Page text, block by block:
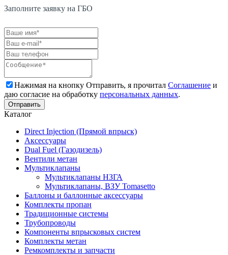
Заполните заявку на ГБО
Нажимая на кнопку Отправить, я прочитал Соглашение и
даю согласие на обработку персональных данных.
Каталог
Direct Injection (Прямой впрыск)
Аксессуары
Dual Fuel (Газодизель)
Вентили метан
Мультиклапаны
Мультиклапаны НЗГА
Мультиклапаны, ВЗУ Tomasetto
Баллоны и баллонные аксессуары
Комплекты пропан
Традиционные системы
Трубопроводы
Компоненты впрысковых систем
Комплекты метан
Ремкомплекты и запчасти